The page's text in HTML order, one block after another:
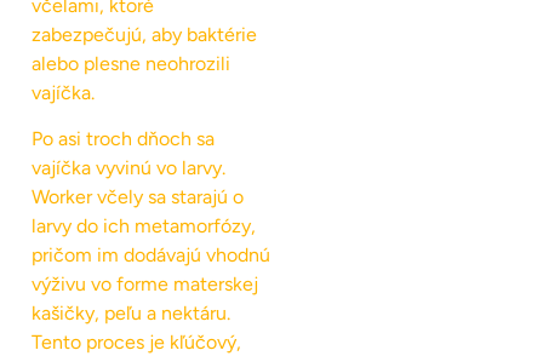
včelami, ktoré
zabezpečujú, aby baktérie
alebo plesne neohrozili
vajíčka.
Po asi troch dňoch sa
vajíčka vyvinú vo larvy.
Worker včely sa starajú o
larvy do ich metamorfózy,
pričom im dodávajú vhodnú
výživu vo forme materskej
kašičky, peľu a nektáru.
Tento proces je kľúčový,